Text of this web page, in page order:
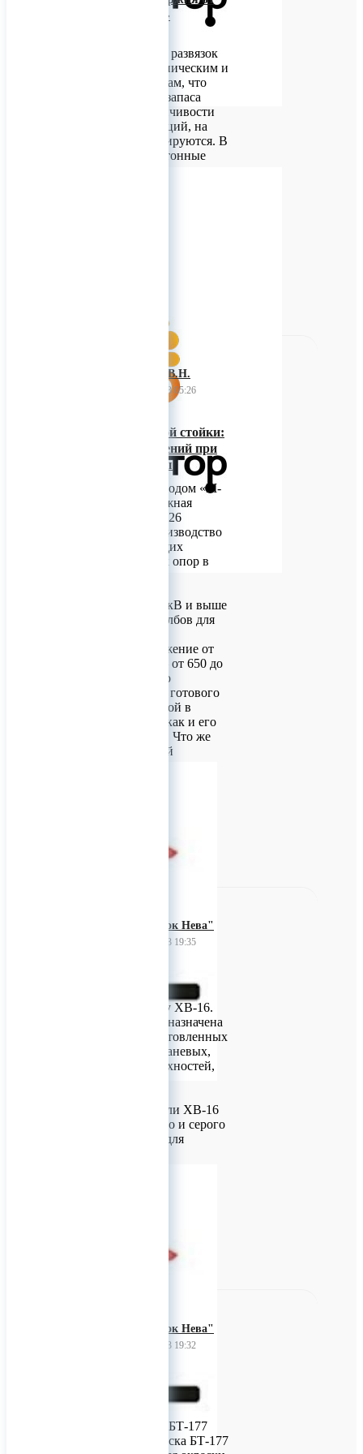
«М-Конструктор»
железнодорожных развязок
подвержены механическим и
погодным нагрузкам, что
требует большого запаса
прочности и устойчивости
сборных конструкций, на
которые они монтируются. В
их основании - бетонные
ИП Багнюк В.Н.
27 февраля 2023 05:26
Форма конической стойки:
минимум отклонений при
максимуме длины
Изготовленная заводом «М-
Конструктор» сложная
металлоформа СК 26
рассчитана на производство
стоек, выполняющих
функцию несущих опор в
напряжение от 35 кВ и выше
или в качестве столбов для
оборудования. Сужение от
комля к вершине – от 650 до
410 мм – говорит о
конической форме готового
изделия, заложенной в
маркировке (СК), как и его
длина – 26 метров. Что же
представляет собой
"Завод красок Нева"
25 февраля 2023 19:35
Предлагаем краску ХВ-16.
Эмаль ХВ-16 предназначена
для окраски подготовленных
металлических, тканевых,
деревянных поверхностей,
конструкций. Эмали ХВ-16
защитного, черного и серого
цветов пригодны для
"Завод красок Нева"
25 февраля 2023 19:32
Предлагаем эмаль БТ-177
"Серебрянка". Краска БТ-177